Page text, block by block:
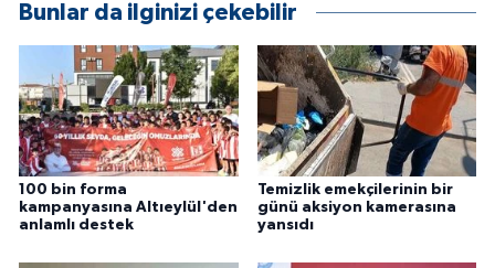
Bunlar da ilginizi çekebilir
100 bin forma
kampanyasına Altıeylül'den
anlamlı destek
Temizlik emekçilerinin bir
günü aksiyon kamerasına
yansıdı